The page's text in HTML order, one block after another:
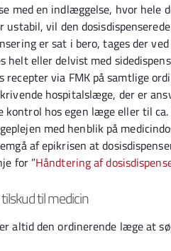
med en indlæggelse, hvor hele
vil den
er sat i bero, tages der
helt eller delvist med
recepter via FMK på samtlige
hospitalslæge, der er
kontrol hos egen læge eller til
med henblik på
af epikrisen at
for ”Håndtering af
til medicin
altid den ordinerende læge at